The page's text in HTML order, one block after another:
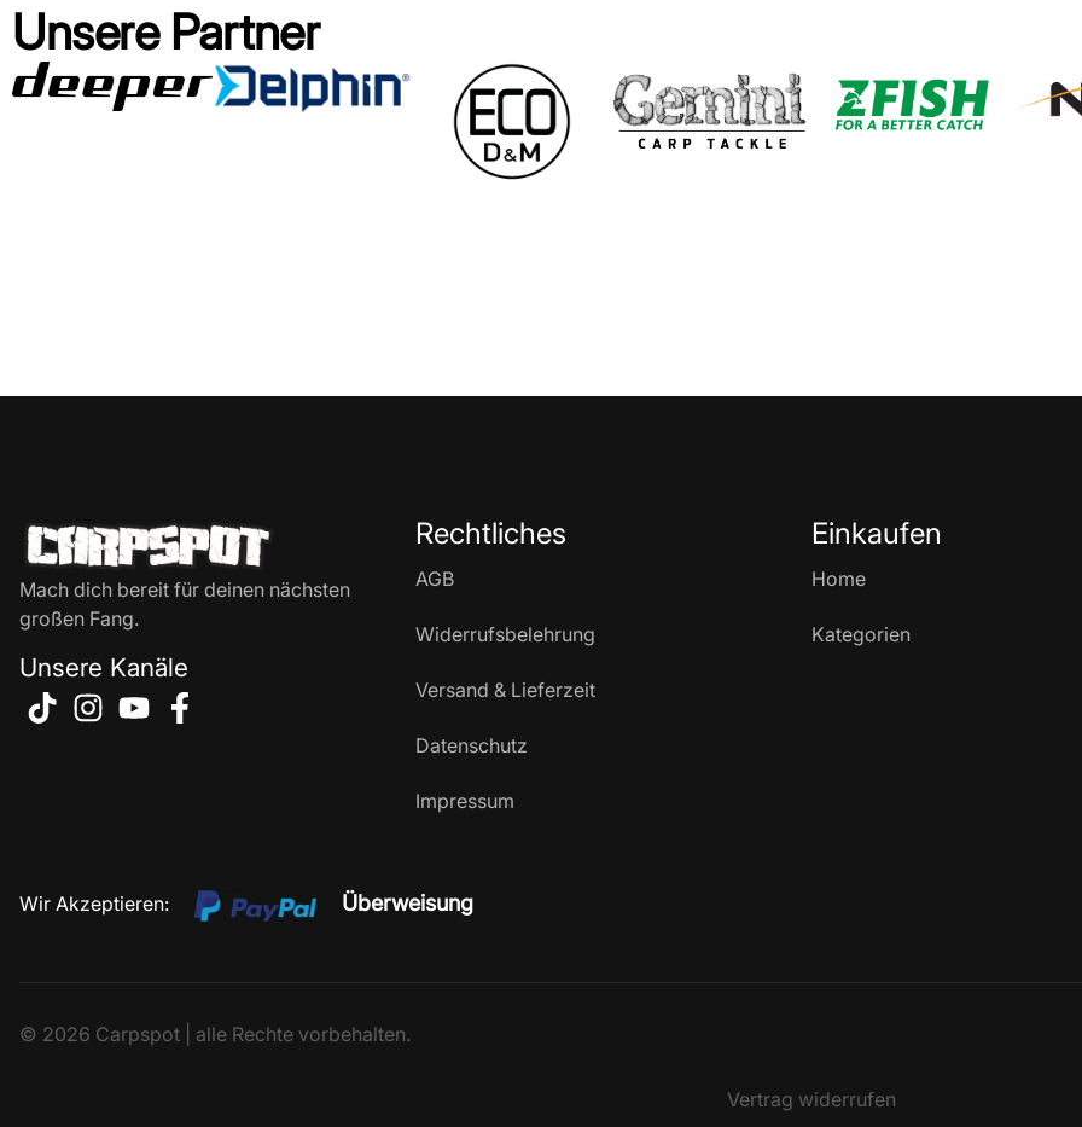
Unsere Partner
Mach dich bereit für deinen nächsten
großen Fang.
Unsere Kanäle
Rechtliches
AGB
Widerrufsbelehrung
Versand & Lieferzeit
Datenschutz
Impressum
Einkaufen
Home
Kategorien
Wir Akzeptieren: Überweisung
© 2026 Carpspot | alle Rechte vorbehalten.
Vertrag widerrufen